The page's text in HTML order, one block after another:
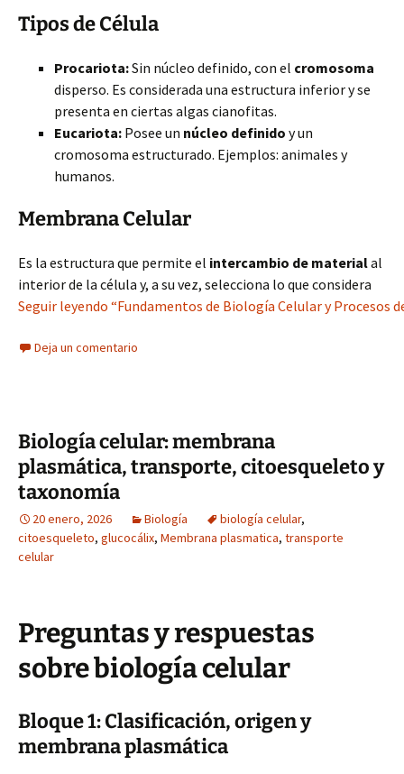
Tipos de Célula
Procariota:Sin núcleo definido, con el cromosoma
disperso. Es considerada una estructura inferior y se
presenta en ciertas algas cianofitas.
Eucariota: Posee un núcleo definido y un
cromosoma estructurado. Ejemplos: animales y
humanos.
Membrana Celular
Es la estructura que permite el intercambio de materialal
interior de la célula y, a su vez, selecciona lo que considera
Seguir leyendo “Fundamentos de Biología Celular y Procesos
Deja un comentario
Biología celular: membrana
plasmática, transporte, citoesqueleto y
taxonomía
20 enero, 2026 Biología biología celular,
citoesqueleto, glucocálix, Membrana plasmatica, transporte
celular
Preguntas y respuestas
sobre biología celular
Bloque 1: Clasificación, origen y
membrana plasmática